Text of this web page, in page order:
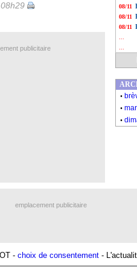
08/11
08/11
08/11
publicitaire
.
.
.
emplacement publicitaire
- choix de consentement -